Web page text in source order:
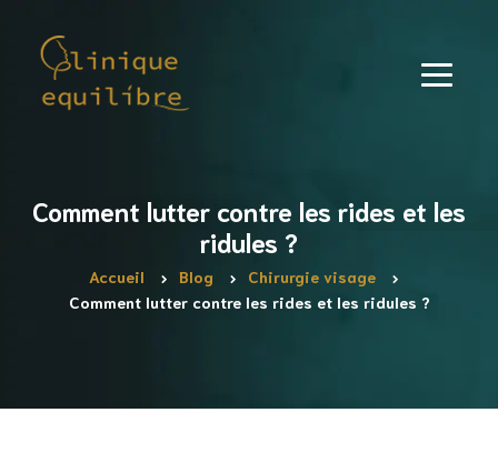
Comment lutter contre les rides et les
ridules ?
Accueil Blog
Chirurgie visage
Comment lutter contre les rides et les ridules ?